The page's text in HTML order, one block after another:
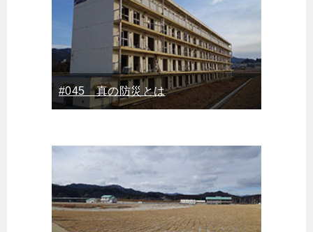
#045 真の防災とは